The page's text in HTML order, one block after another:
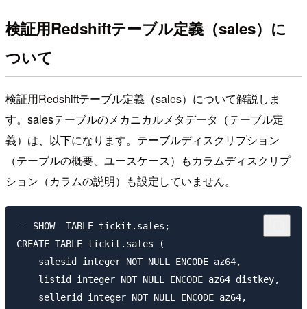
検証用Redshiftテーブル定義（sales）に
ついて
検証用Redshiftテーブル定義（sales）について解説しま
す。salesテーブルのメカニカルメタデータ（テーブル定
義）は、以下になります。テーブルディスクリプション
（テーブルの概要、ユースケース）もカラムディスクリプ
ション（カラムの説明）も設定していません。
-- SHOW  TABLE tickit.sales;
CREATE TABLE tickit.sales (
    salesid integer NOT NULL ENCODE az64,
    listid integer NOT NULL ENCODE az64 distkey,
    sellerid integer NOT NULL ENCODE az64,